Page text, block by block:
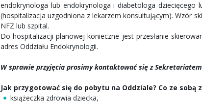
endokrynologa lub endokrynologa i diabetologa dziecięcego
(hospitalizacja uzgodniona z lekarzem konsultującym). Wzór
NFZ lub szpital.
Do hospitalizacji planowej konieczne jest przesłanie
adres Oddziału Endokrynologii.
W sprawie przyjęcia prosimy kontaktować się z
Jak przygotować się do pobytu na Oddziale? Co ze sobą
książeczka zdrowia dziecka,